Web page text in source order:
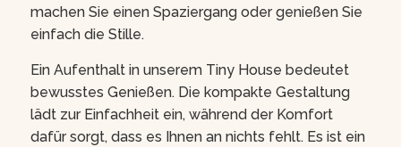
machen Sie einen Spaziergang oder genießen Sie
einfach die Stille.
Ein Aufenthalt in unserem Tiny House bedeutet
bewusstes Genießen. Die kompakte Gestaltung
lädt zur Einfachheit ein, während der Komfort
dafür sorgt, dass es Ihnen an nichts fehlt. Es ist ein